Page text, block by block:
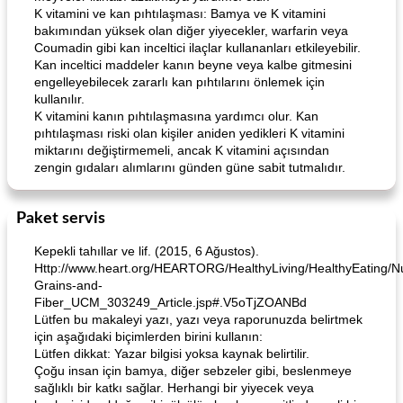
K vitamini ve kan pıhtılaşması: Bamya ve K vitamini
bakımından yüksek olan diğer yiyecekler, warfarin veya
Coumadin gibi kan inceltici ilaçlar kullananları etkileyebilir.
Kan inceltici maddeler kanın beyne veya kalbe gitmesini
engelleyebilecek zararlı kan pıhtılarını önlemek için
kullanılır.
K vitamini kanın pıhtılaşmasına yardımcı olur. Kan
pıhtılaşması riski olan kişiler aniden yedikleri K vitamini
miktarını değiştirmemeli, ancak K vitamini açısından
zengin gıdaları alımlarını günden güne sabit tutmalıdır.
Paket servis
Kepekli tahıllar ve lif. (2015, 6 Ağustos).
Http://www.heart.org/HEARTORG/HealthyLiving/HealthyEating/
Grains-and-
Fiber_UCM_303249_Article.jsp#.V5oTjZOANBd
Lütfen bu makaleyi yazı, yazı veya raporunuzda belirtmek
için aşağıdaki biçimlerden birini kullanın:
Lütfen dikkat: Yazar bilgisi yoksa kaynak belirtilir.
Çoğu insan için bamya, diğer sebzeler gibi, beslenmeye
sağlıklı bir katkı sağlar. Herhangi bir yiyecek veya